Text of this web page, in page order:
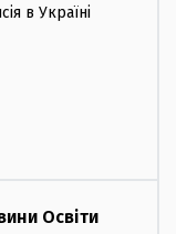
в Україні
Освіти